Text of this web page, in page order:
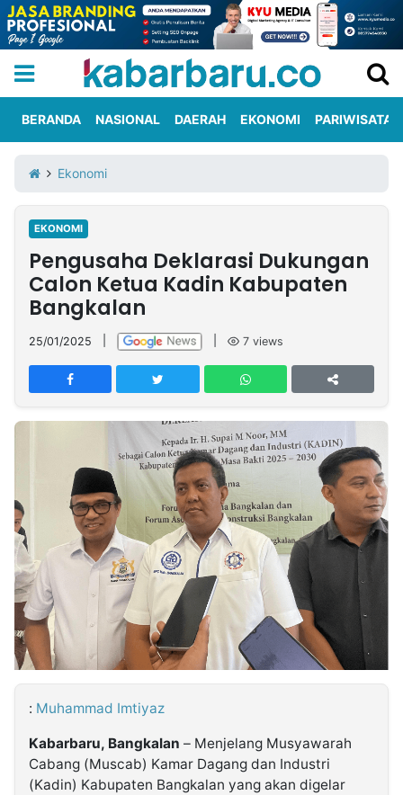
Iklan
Berita
Kami
Nasional
International
Olahraga
Entertainment
Daerah
Pariwisata
Kuliner
Kolom
Network
PT
TREETAN
INDONESIA
Insight
NTB
Suara
Time
Lens
IDN
Daily
Jogja
Jalan
Rakyat
Idealita
News
Kita
Notice
Dinamikapost.com
Radar
Baru
Seedbacklink
Follow
Kabarbaru
BERANDA NASIONAL DAERAH EKONOMI PARIWISATA
Ekonomi
EKONOMI
Pengusaha Deklarasi Dukungan
Calon Ketua Kadin Kabupaten
Bangkalan
25/01/2025 7 views
: Muhammad Imtiyaz
Kabarbaru, Bangkalan – Menjelang Musyawarah
Cabang (Muscab) Kamar Dagang dan Industri
(Kadin) Kabupaten Bangkalan yang akan digelar